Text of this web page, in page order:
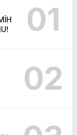
01
02